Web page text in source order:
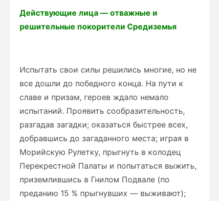
Действующие лица — отважные и
решительные покорители Средиземья
Испытать свои силы решились многие, но не
все дошли до победного конца. На пути к
славе и призам, героев ждало немало
испытаний. Проявить сообразительность,
разгадав загадки; оказаться быстрее всех,
добравшись до загаданного места; играя в
Морийскую Рулетку, прыгнуть в колодец
Перекрестной Палаты и попытаться выжить,
приземлившись в Гнилом Подвале (по
преданию 15 % прыгнувших — выживают);